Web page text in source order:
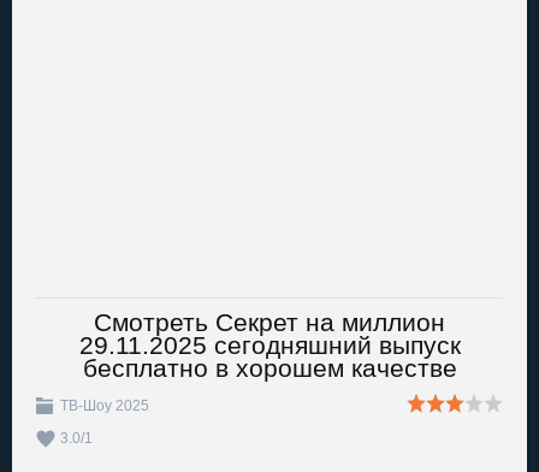
Смотреть Секрет на миллион
29.11.2025 сегодняшний выпуск
бесплатно в хорошем качестве
ТВ-Шоу 2025
3.0/1